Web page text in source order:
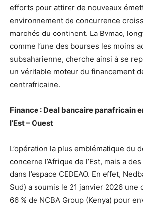
efforts pour attirer de nouveaux
environnement de concurrence
marchés du continent. La Bvmac,
comme l’une des bourses les moins
subsaharienne, cherche ainsi à se
un véritable moteur du financement
centrafricaine.
Finance : Deal bancaire panafricain
l’Est – Ouest
L’opération la plus emblématique du
concerne l’Afrique de l’Est, mais a
dans l’espace CEDEAO. En effet,
Sud) a soumis le 21 janvier 2026 une
66 % de NCBA Group (Kenya) pour